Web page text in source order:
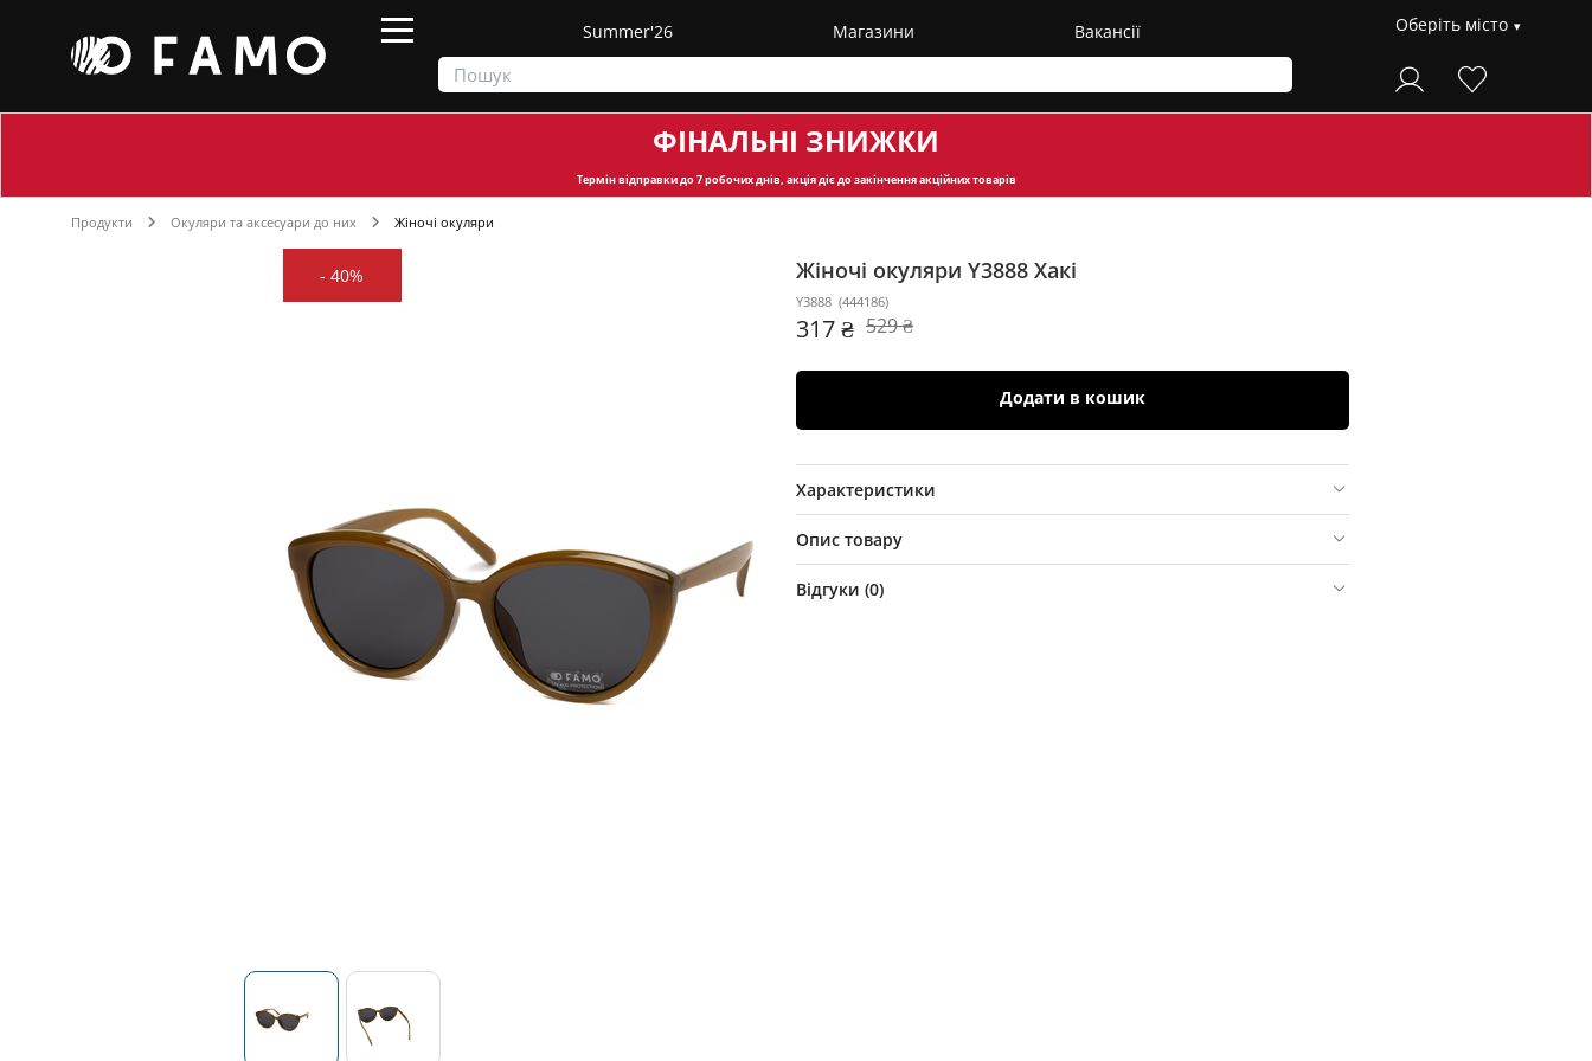
Summer'26 Магазини Вакансії Оберіть місто
ФІНАЛЬНІ ЗНИЖКИ
Термін відправкидо 7 робочих днів, акція діє до закінчення акційних товарів
Продукти Окуляри та аксесуари до них Жіночі окуляри
-40% Жіночі окуляри Y3888 Хакі
Y3888 (444186)
317 ₴ 529 ₴
Додати в кошик
Характеристики
Опис товару
Відгуки (0)